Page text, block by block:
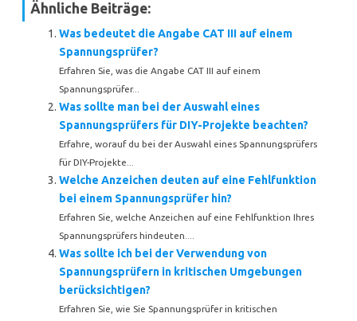
Ähnliche Beiträge:
Was bedeutet die Angabe CAT III auf einem
Spannungsprüfer?
Erfahren Sie, was die Angabe CAT III auf einem
Spannungsprüfer...
Was sollte man bei der Auswahl eines
Spannungsprüfers für DIY-Projekte beachten?
Erfahre, worauf du bei der Auswahl eines Spannungsprüfers
für DIY-Projekte...
Welche Anzeichen deuten auf eine Fehlfunktion
bei einem Spannungsprüfer hin?
Erfahren Sie, welche Anzeichen auf eine Fehlfunktion Ihres
Spannungsprüfers hindeuten....
Was sollte ich bei der Verwendung von
Spannungsprüfern in kritischen Umgebungen
berücksichtigen?
Erfahren Sie, wie Sie Spannungsprüfer in kritischen